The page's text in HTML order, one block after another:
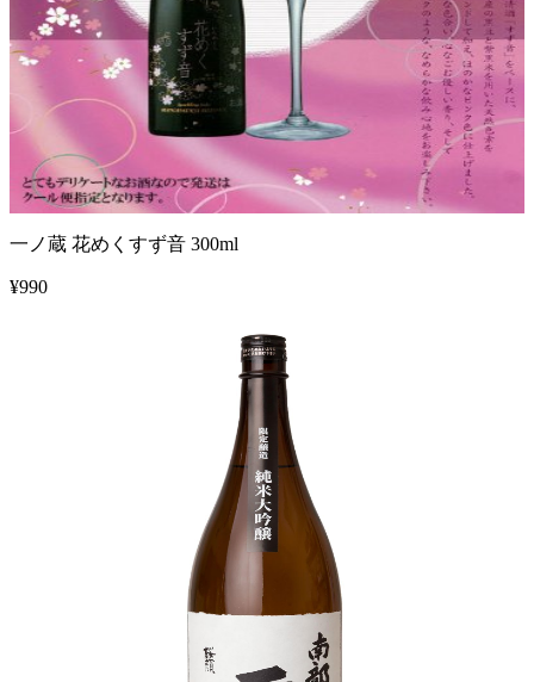
一ノ蔵 花めくすず音 300ml
¥990